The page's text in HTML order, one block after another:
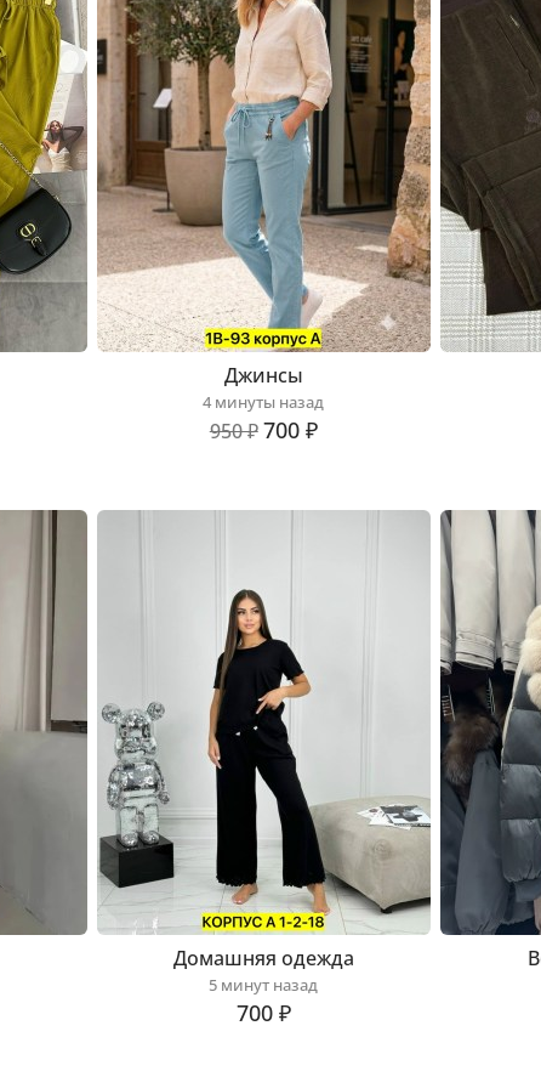
Джинсы
4 минуты назад
950 ₽700 ₽
Домашняя одежда
5 минут назад
700 ₽